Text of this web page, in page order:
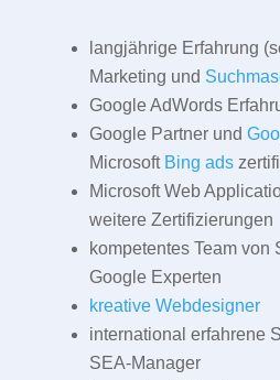
langjährige Erfahrung
Marketing und
Google AdWords
Google Partner und
Microsoft Bing ads
Microsoft Web
weitere Zertifizierungen
kompetentes Team von
Google Experten
kreative Webdesigner
international erfahrene
SEA-Manager